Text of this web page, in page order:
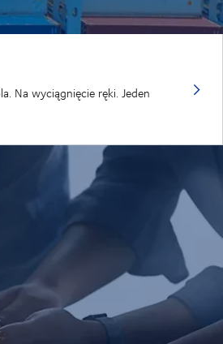
Na wyciągnięcie ręki. Jeden